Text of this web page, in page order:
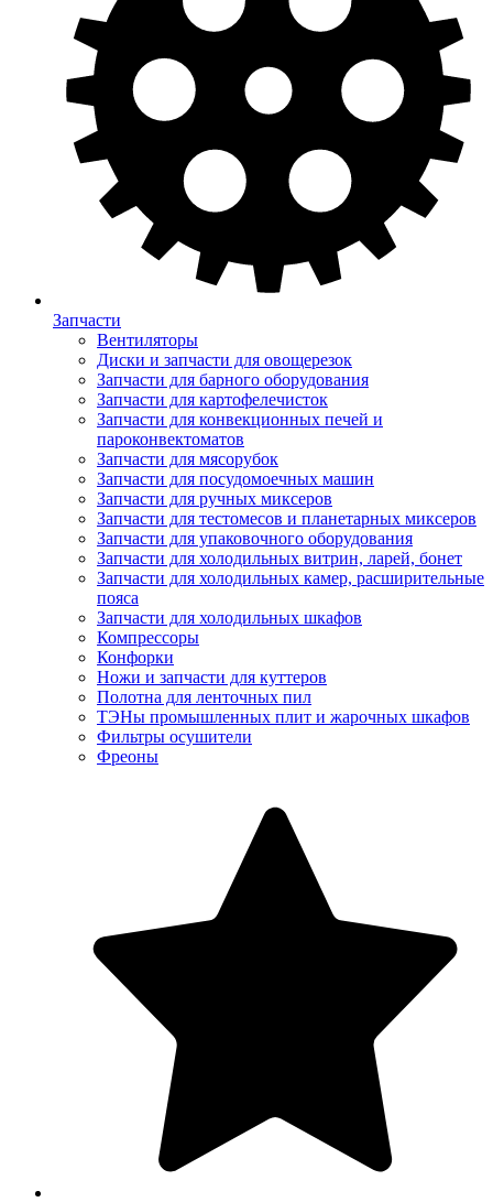
Запчасти
Вентиляторы
Диски и запчасти для овощерезок
Запчасти для барного оборудования
Запчасти для картофелечисток
Запчасти для конвекционных печей и
пароконвектоматов
Запчасти для мясорубок
Запчасти для посудомоечных машин
Запчасти для ручных миксеров
Запчасти для тестомесов и планетарных миксеров
Запчасти для упаковочного оборудования
Запчасти для холодильных витрин, ларей, бонет
Запчасти для холодильных камер, расширительные
пояса
Запчасти для холодильных шкафов
Компрессоры
Конфорки
Ножи и запчасти для куттеров
Полотна для ленточных пил
ТЭНы промышленных плит и жарочных шкафов
Фильтры осушители
Фреоны